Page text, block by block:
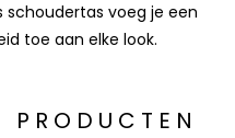
schoudertas voeg je een
toe aan elke look.
PRODUCTEN